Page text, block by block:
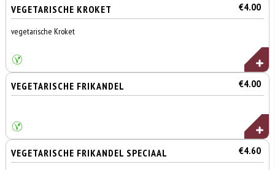
VEGETARISCHE KROKET €4.00
vegetarische Kroket
VEGETARISCHE FRIKANDEL €4.00
VEGETARISCHE FRIKANDEL SPECIAAL €4.60